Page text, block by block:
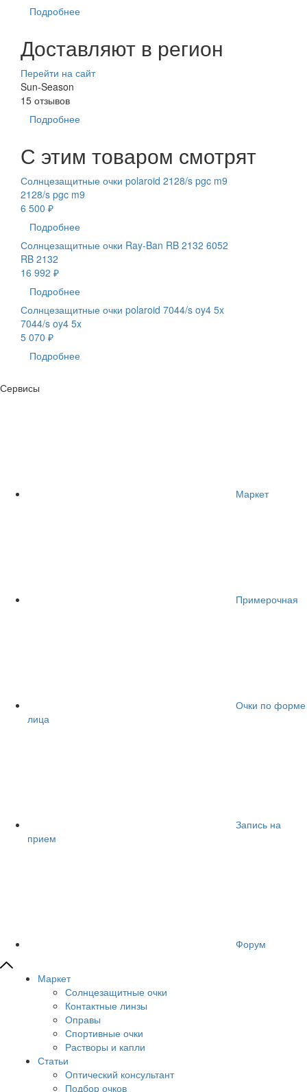
Подробнее
Доставляют в регион
Перейти на сайт
Sun-Season
15 отзывов
Подробнее
С этим товаром смотрят
Солнцезащитные очки polaroid 2128/s pgc m9
2128/s pgc m9
6 500 ₽
Подробнее
Солнцезащитные очки Ray-Ban RB 2132 6052
RB 2132
16 992 ₽
Подробнее
Солнцезащитные очки polaroid 7044/s oy4 5x
7044/s oy4 5x
5 070 ₽
Подробнее
Сервисы
Маркет
Примерочная
Очки по форме
лица
Запись на
прием
Форум
Маркет
Солнцезащитные очки
Контактные линзы
Оправы
Спортивные очки
Растворы и капли
Статьи
Оптический консультант
Подбор очков